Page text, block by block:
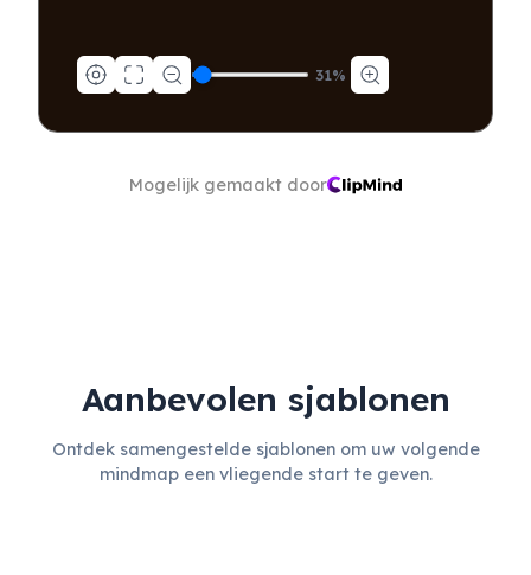
31%
Mogelijk gemaakt door
Aanbevolen sjablonen
Ontdek samengestelde sjablonen om uw volgende
mindmap een vliegende start te geven.